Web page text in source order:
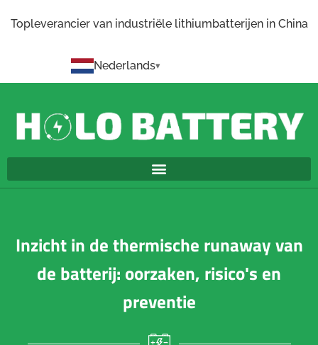
Topleverancier van industriële lithiumbatterijen in China
Nederlands
Inzicht in de thermische runaway van
de batterij: oorzaken, risico's en
preventie